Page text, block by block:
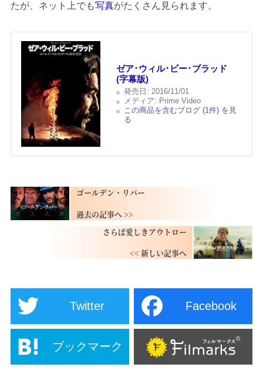
たが、ネット上でも写真がたくさん見られます。
ゼア･ウィル･ビー･ブラッド
(字幕版)
発売日: 2016/11/01
メディア: Prime Video
この商品を含むブログ (1件) を見
る
ゴールデン・リバー
さらば愛しきアウトロー
Twitter Facebook
ブックマーク